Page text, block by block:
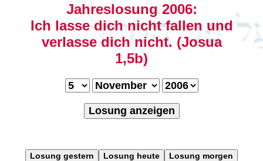
Jahreslosung 2006:
Ich lasse dich nicht fallen und
verlasse dich nicht. (Josua
1,5b)
Losung anzeigen
Losung gestern Losung heute
Losung morgen